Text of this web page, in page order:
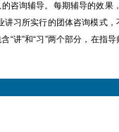
咨询辅导。每期辅导的效果
讲习所实行的团体咨询模式
“讲”和“习”两个部分，在指